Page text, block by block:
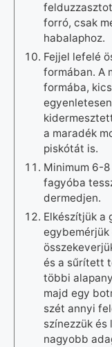
forró, csak
habalaphoz.
Fejjel lefelé
formában. A
formába,
a maradék
piskótát is.
Minimum 6-
fagyóba
dermedjen.
Elkészítjük a
és a sűrített
többi
majd egy
szét annyi
színezzük
nagyobb